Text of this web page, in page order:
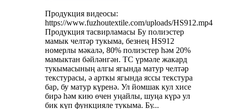
Продукция видеосы:
https://www.fuzhoutextile.com/uploads/HS912.mp4
Продукция тасвирламасы Бу полиэстер
мамык челтәр тукыма, безнең HS912
номерлы мәкалә, 80% полиэстер һәм 20%
мамыктан бәйләнгән. TC үрмәле жакард
тукымасының алгы ягында матур челтәр
текстурасы, ә арткы ягында яссы текстура
бар, бу матур күренә. Ул йомшак кул хисе
бирә һәм кию өчен уңайлы, шуңа күрә ул
бик күп функцияле тукыма. Бу...